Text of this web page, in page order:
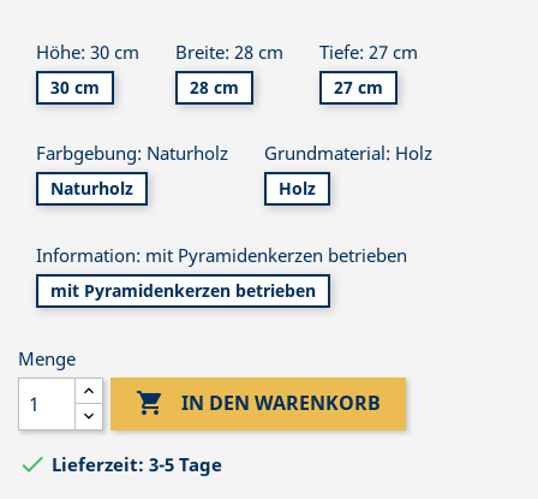
Höhe: 30 cm
30 cm
Breite: 28 cm
28 cm
Tiefe: 27 cm
27 cm
Farbgebung: Naturholz
Naturholz
Grundmaterial: Holz
Holz
Information: mit Pyramidenkerzen betrieben
mit Pyramidenkerzen betrieben
Menge
 IN DEN WARENKORB
 Lieferzeit: 3-5 Tage